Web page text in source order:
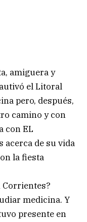
amiguera y
el Litoral
pero, después,
camino y con
con EL
acerca de su vida
la fiesta
Corrientes?
medicina. Y
presente en